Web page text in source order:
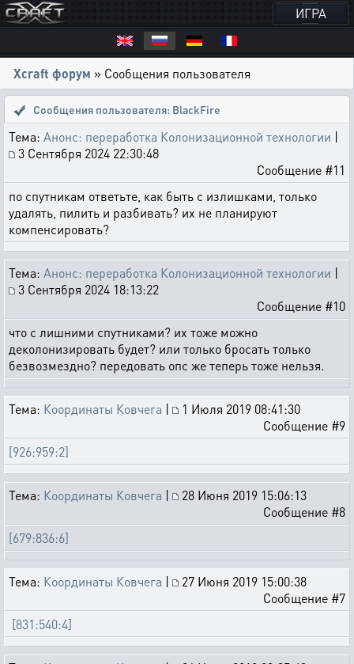
ИГРА
Xcraft форум » Сообщения пользователя
Сообщения пользователя: BlackFire
Тема: Анонс: переработка Колонизационной технологии |
3 Сентября 2024 22:30:48
Сообщение #11
по спутникам ответьте, как быть с излишками, только
удалять, пилить и разбивать? их не планируют
компенсировать?
Тема: Анонс: переработка Колонизационной технологии |
3 Сентября 2024 18:13:22
Сообщение #10
что с лишними спутниками? их тоже можно
деколонизировать будет? или только бросать только
безвозмездно? передовать опс же теперь тоже нельзя.
Тема: Координаты Ковчега |
1 Июля 2019 08:41:30
Сообщение #9
[926:959:2]
Тема: Координаты Ковчега |
28 Июня 2019 15:06:13
Сообщение #8
[679:836:6]
Тема: Координаты Ковчега |
27 Июня 2019 15:00:38
Сообщение #7
[831:540:4]